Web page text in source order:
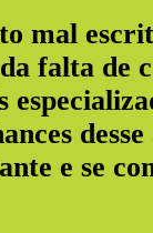
mal
falta de
e se